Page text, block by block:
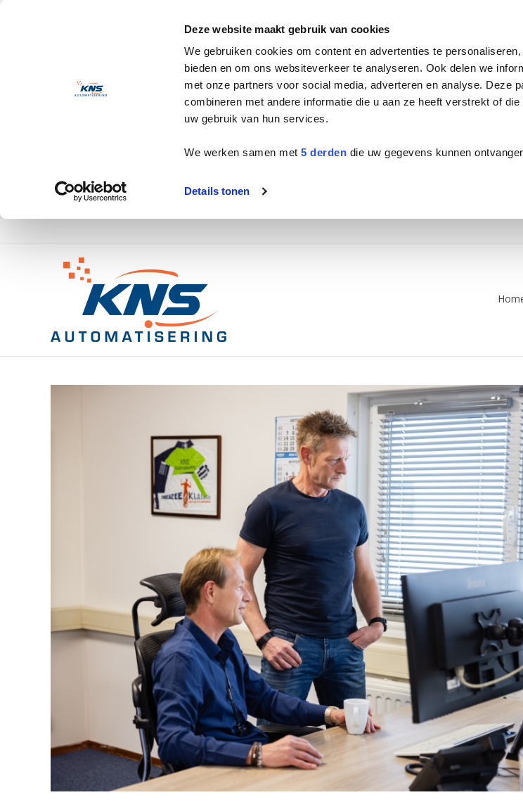
Deze website maakt gebruik van cookies
We gebruiken cookies om content en advertenties te
bieden en om ons websiteverkeer te analyseren. Ook delen we
met onze partners voor social media, adverteren en analyse. Deze
combineren met andere informatie die u aan ze heeft verstrekt of
uw gebruik van hun services.
We werken samen met5 derden die uw gegevens kunnen
Details tonen